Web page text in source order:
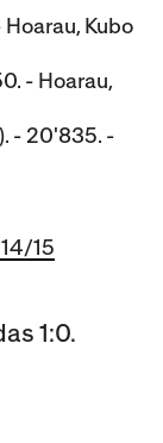
Hoarau, Kubo
- Hoarau,
- 20'835. -
15
1:0.